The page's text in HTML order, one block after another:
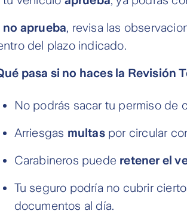
no aprueba, revisa las
del plazo indicado.
pasa si no haces la Revisión
No podrás sacar tu permiso de
Arriesgas multaspor circular
Carabineros puede retener el
Tu seguro podría no cubrir
documentos al día.